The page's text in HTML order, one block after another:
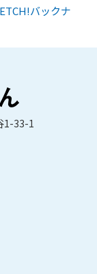
バックナ
1-33-1